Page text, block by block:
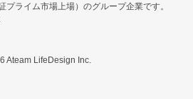
プライム市場上場）のグループ企業です。
Ateam LifeDesign Inc.